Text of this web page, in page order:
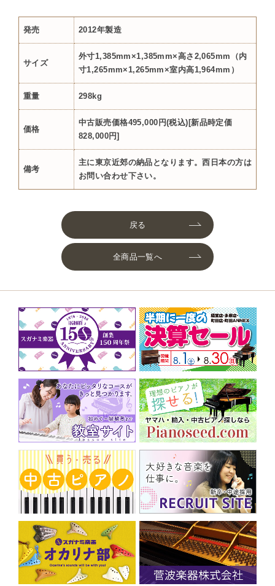
発売 2012年製造
サイズ
外寸1,385mm×1,385mm×高さ2,065mm（内
寸1,265mm×1,265mm×室内高1,964mm）
重量 298kg
価格
中古販売価格495,000円(税込)[新品時定価
828,000円]
備考
主に東京近郊の納品となります。西日本の方は
お問い合わせ下さい。
戻る
全商品一覧へ